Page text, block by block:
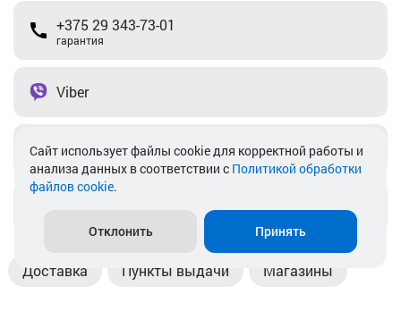
+375 29 343-73-01
гарантия
Viber
Telegram
Доставка Пункты выдачи Магазины
Cайт использует файлы cookie для корректной работы и
анализа данных в соответствии с Политикой обработки
файлов cookie.
Отклонить Принять